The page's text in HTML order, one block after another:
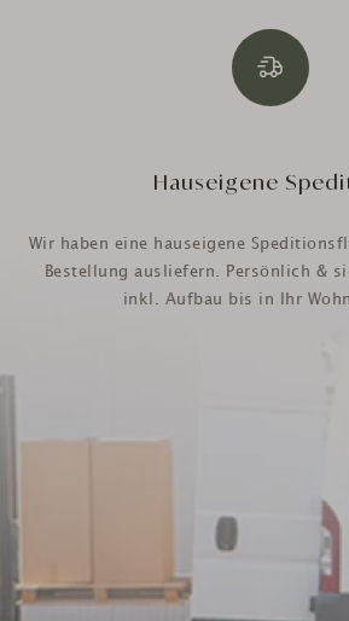
Hauseigene
Wir haben eine hauseigene
Bestellung ausliefern. Persönlich &
inkl. Aufbau bis in Ihr